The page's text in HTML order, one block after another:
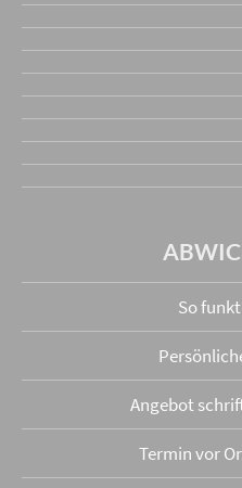
So
Angebot
Termin vor